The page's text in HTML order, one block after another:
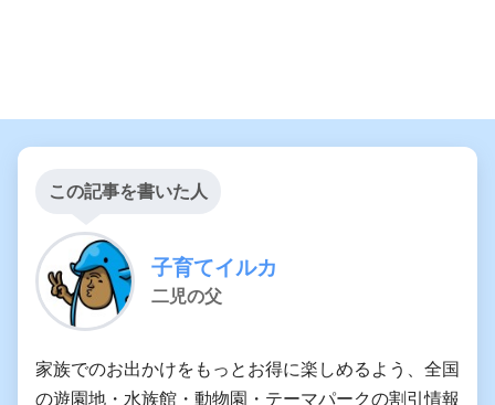
この記事を書いた人
子育てイルカ
二児の父
家族でのお出かけをもっとお得に楽しめるよう、全国
の遊園地・水族館・動物園・テーマパークの割引情報